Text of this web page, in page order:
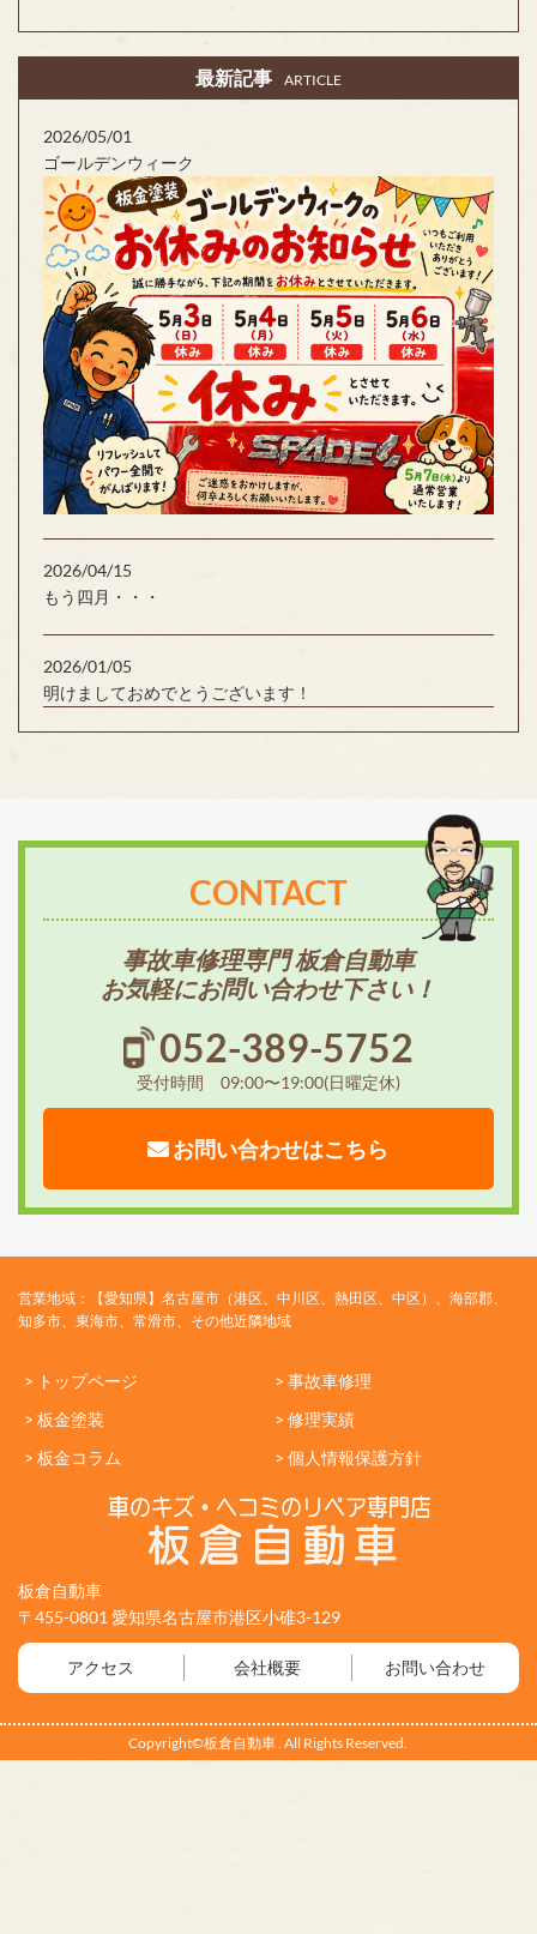
最新記事 ARTICLE
2026/05/01
ゴールデンウィーク
2026/04/15
もう四月・・・
2026/01/05
明けましておめでとうございます！
CONTACT
事故車修理専門 板倉自動車
お気軽にお問い合わせ下さい！
052-389-5752
受付時間 09:00〜19:00(日曜定休)
お問い合わせはこちら
営業地域：【愛知県】名古屋市（港区、中川区、熱田区、中区）、海部郡、
知多市、東海市、常滑市、その他近隣地域
> トップページ
> 事故車修理
> 板金塗装
> 修理実績
> 板金コラム
> 個人情報保護方針
板倉自動車
〒455-0801 愛知県名古屋市港区小碓3-129
アクセス 会社概要 お問い合わせ
Copyright©板倉自動車 . All Rights Reserved.